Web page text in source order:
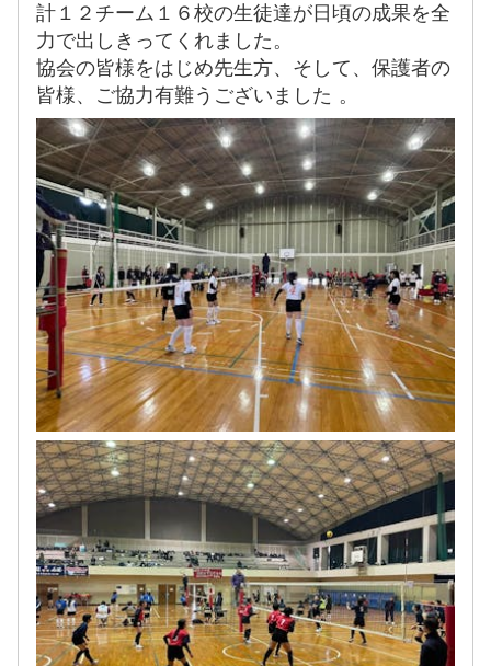
計１２チーム１６校の生徒達が日頃の成果を全
力で出しきってくれました。
協会の皆様をはじめ先生方、そして、保護者の
皆様、ご協力有難うございました 。